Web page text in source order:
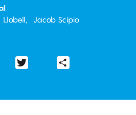
Llobell Jacob Scipio